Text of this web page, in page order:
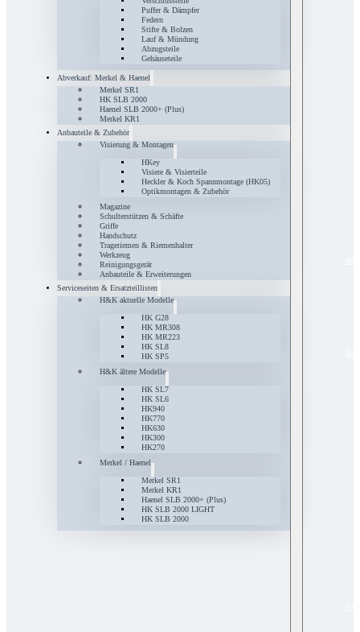
Puffer & Dämpfer
Federn
Stifte & Bolzen
Lauf & Mündung
Abzugsteile
Gehäuseteile
Abverkauf: Merkel & Haenel
Merkel SR1
HK SLB 2000
Haenel SLB 2000+ (Plus)
Merkel KR1
Anbauteile & Zubehör
Visierung & Montagen
HKey
Visiere & Visierteile
Heckler & Koch Spannmontage (HK05)
Optikmontagen & Zubehör
Magazine
Schulterstützen & Schäfte
Griffe
Handschutz
Trageriemen & Riemenhalter
Werkzeug
Reinigungsgerät
Anbauteile & Erweiterungen
Serviceseiten & Ersatzteillisten
H&K aktuelle Modelle
HK G28
HK MR308
HK MR223
HK SL8
HK SP5
H&K ältere Modelle
HK SL7
HK SL6
HK940
HK770
HK630
HK300
HK270
Merkel / Haenel
Merkel SR1
Merkel KR1
Haenel SLB 2000+ (Plus)
HK SLB 2000 LIGHT
HK SLB 2000